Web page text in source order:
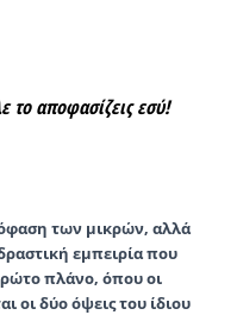
αποφασίζεις εσύ!
των μικρών, αλλά
εμπειρία που
πλάνο, όπου οι
οι δύο όψεις του ίδιου